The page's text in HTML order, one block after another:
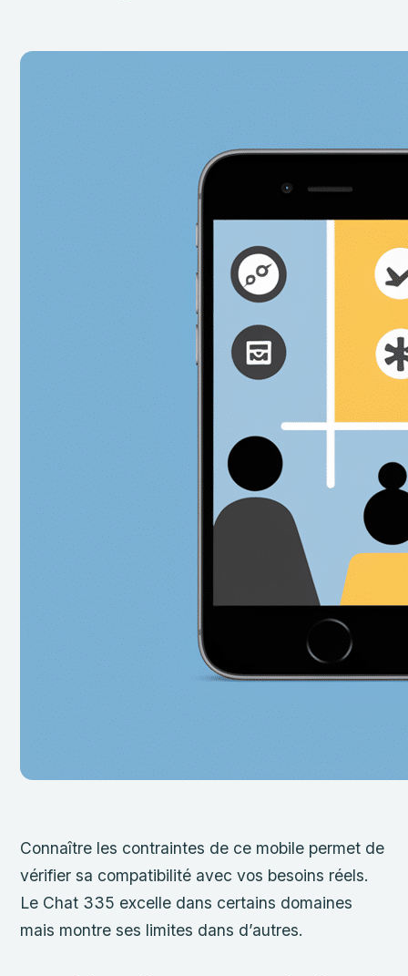
Connaître les contraintes de ce mobile permet de
vérifier sa compatibilité avec vos besoins réels.
Le Chat 335 excelle dans certains domaines
mais montre ses limites dans d’autres.